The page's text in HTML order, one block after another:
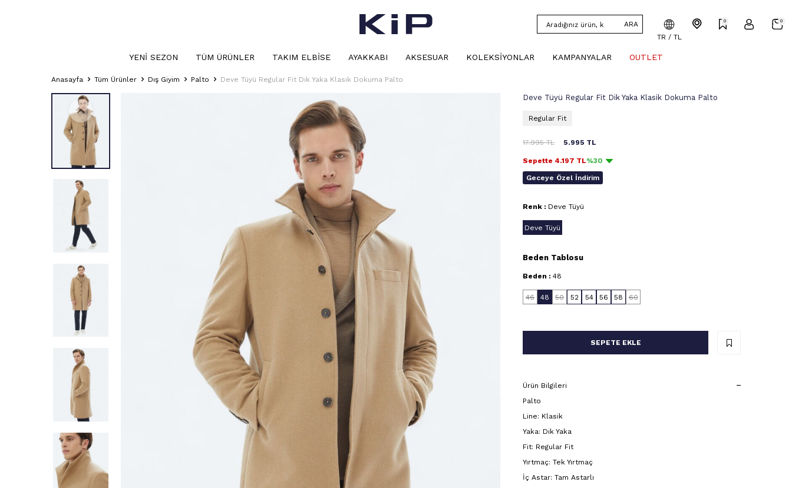
ARA
TR / TL
0 0
YENI SEZON TÜM ÜRÜNLER TAKIM ELBISE AYAKKABI AKSESUAR KOLEKSIYONLAR KAMPANYALAR OUTLET
Anasayfa Tüm Ürünler Dış Giyim Palto Deve Tüyü Regular Fit Dik Yaka Klasik Dokuma Palto
Deve Tüyü Regular Fit Dik Yaka Klasik Dokuma Palto
Regular Fit
17.995TL 5.995 TL
Sepette 4.197 TL%30
Geceye Özel İndirim
Renk : Deve Tüyü
Deve Tüyü
Beden Tablosu
Beden : 48
46 48 50 52 54 56 58 60
SEPETE EKLE
Ürün Bilgileri
Palto
Line: Klasik
Yaka: Dik Yaka
Fit: Regular Fit
Yırtmaç: Tek Yırtmaç
İç Astar: Tam Astarlı